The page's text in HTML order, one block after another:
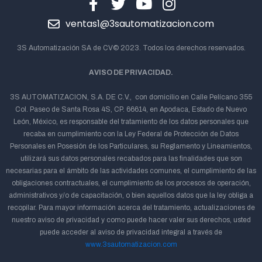
ventas1@3sautomatizacion.com
3S Automatización SA de CV© 2023. Todos los derechos reservados.
AVISO DE PRIVACIDAD.
3S AUTOMATIZACION, S.A. DE C.V., con domicilio en Calle Pelícano 355
Col. Paseo de Santa Rosa 4S, CP. 66614, en Apodaca, Estado de Nuevo
León, México, es responsable del tratamiento de los datos personales que
recaba en cumplimiento con la Ley Federal de Protección de Datos
Personales en Posesión de los Particulares, su Reglamento y Lineamientos,
utilizará sus datos personales recabados para las finalidades que son
necesarias para el ámbito de las actividades comunes, el cumplimiento de las
obligaciones contractuales, el cumplimiento de los procesos de operación,
administrativos y/o de capacitación, o bien aquellos datos que la ley obliga a
recopilar. Para mayor información acerca del tratamiento, actualizaciones de
nuestro aviso de privacidad y como puede hacer valer sus derechos, usted
puede acceder al aviso de privacidad integral a través de
www.3sautomatizacion.com